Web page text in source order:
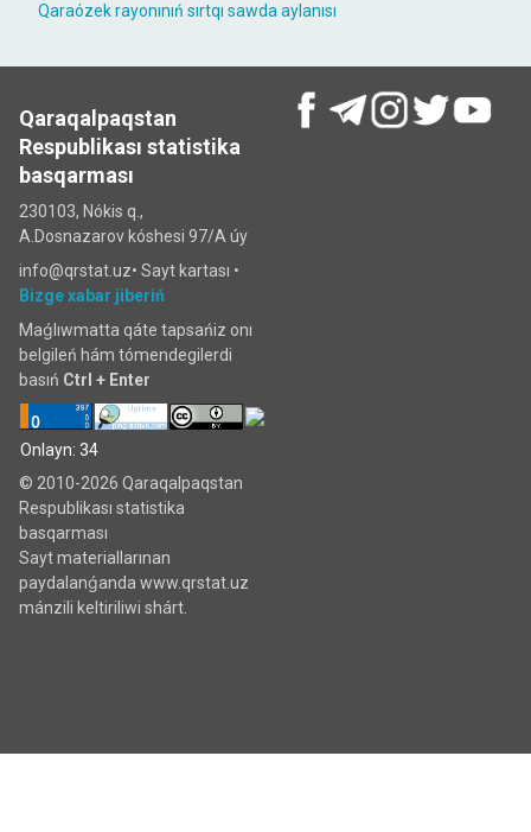
Qaraózek rayonınıń sırtqı sawda aylanısı
Qaraqalpaqstan
Respublikası statistika
basqarması
230103, Nókis q.,
A.Dosnazarov kóshesi 97/A úy
info@qrstat.uz• Sayt kartası •
Bizge xabar jiberiń
Maǵlıwmatta qáte tapsańiz onı
belgileń hám tómendegilerdi
basıń Ctrl + Enter
Onlayn: 34
© 2010-2026 Qaraqalpaqstan
Respublikası statistika
basqarması
Sayt materiallarınan
paydalanǵanda www.qrstat.uz
mánzili keltiriliwi shárt.